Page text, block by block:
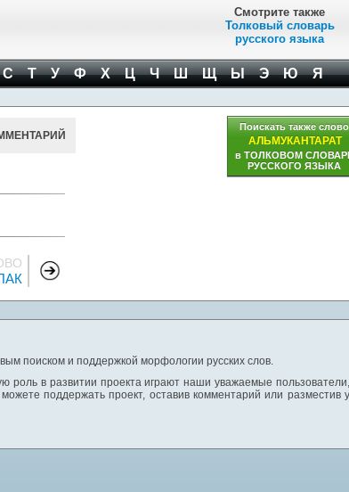
Смотрите также
Толковый словарь
русского языка
С Т У Ф Х Ц Ч Ш Щ Ы Э Ю Я
Поискать также слово
АЛЬМУКАНТАРАТ
в ТОЛКОВОМ
РУССКОГО ЯЗЫКА
поиском и поддержкой морфологии русских слов.
роль в развитии проекта играют наши уважаемые пользователи,
поддержать проект, оставив комментарий или разместив